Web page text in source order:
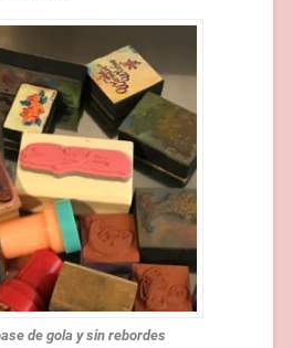
de gola y sin rebordes